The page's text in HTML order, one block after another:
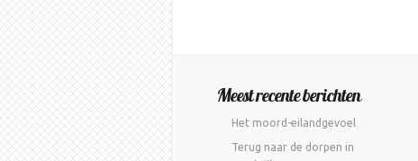
Meest recente berichten
Het moord-eilandgevoel
Terug naar de dorpen in